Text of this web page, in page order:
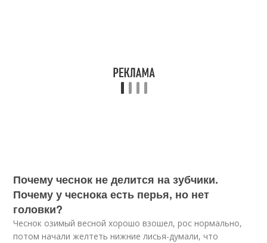
Почему чеснок не делится на зубчики.
Почему у чеснока есть перья, но нет
головки?
Чеснок озимый весной хорошо взошел, рос нормально,
потом начали желтеть нижние лисья-думали, что